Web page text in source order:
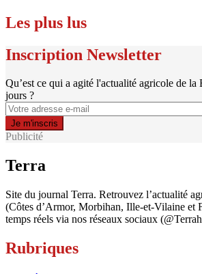
Les plus lus
Inscription Newsletter
Qu’est ce qui a agité l'actualité agricole de la
jours ?
Publicité
Terra
Site du journal Terra. Retrouvez l’actualité
(Côtes d’Armor, Morbihan, Ille-et-Vilaine et
temps réels via nos réseaux sociaux
Rubriques